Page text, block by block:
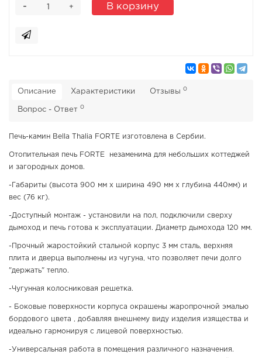
+
- В корзину
Описание Характеристики Отзывы 0
Вопрос - Ответ 0
Печь-камин Bella Thalia FORTE изготовлена в Сербии.
Отопительная печь FORTE незаменима для небольших коттеджей
и загородных домов.
-Габариты (высота 900 мм х ширина 490 мм х глубина 440мм) и
вес (76 кг).
-Доступный монтаж - установили на пол, подключили сверху
дымоход и печь готова к эксплуатации. Диаметр дымохода 120 мм.
-Прочный жаростойкий стальной корпус 3 мм сталь, верхняя
плита и дверца выполнены из чугуна, что позволяет печи долго
"держать" тепло.
-Чугунная колосниковая решетка.
- Боковые поверхности корпуса окрашены жаропрочной эмалью
бордового цвета , добавляя внешнему виду изделия изящества и
идеально гармонируя с лицевой поверхностью.
-Универсальная работа в помещения различного назначения.